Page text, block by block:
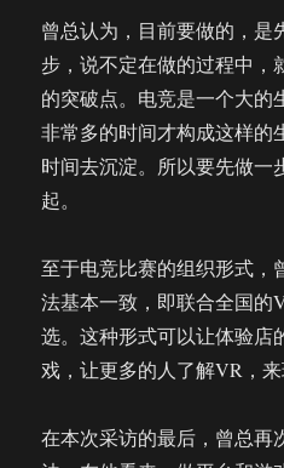
曾总认为，目前要做的，是
步，说不定在做的过程中，
的突破点。电竞是一个大的
非常多的时间才构成这样的
时间去沉淀。所以要先做一
起。
至于电竞比赛的组织形式，
法基本一致，即联合全国的
选。这种形式可以让体验店
戏，让更多的人了解VR，来
在本次采访的最后，曾总再